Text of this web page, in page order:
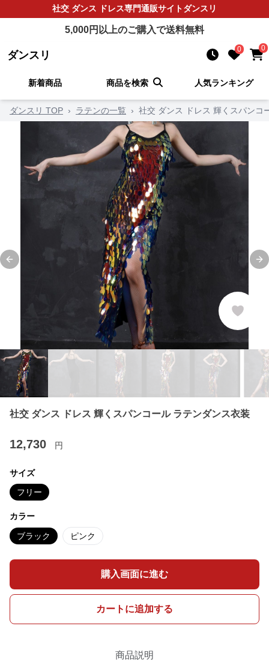
社交 ダンス ドレス専門通販サイトダンスリ
5,000円以上のご購入で送料無料
ダンスリ 0 0
新着商品 商品を検索 人気ランキング
ダンスリ TOP › ラテンの一覧 › 社交 ダンス ドレス 輝くスパンコ
Previous slide
社交 ダンス ドレス 輝くスパンコール ラテンダンス衣装
12,730 円
サイズ
フリー
カラー
ブラック ピンク
購入画面に進む
カートに追加する
商品説明